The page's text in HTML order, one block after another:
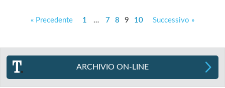
« Precedente 1 … 7 8 9 10 Successivo »
ARCHIVIO ON-LINE